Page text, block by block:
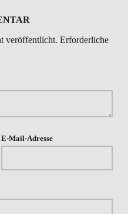
veröffentlicht. Erforderliche
E-Mail-Adresse